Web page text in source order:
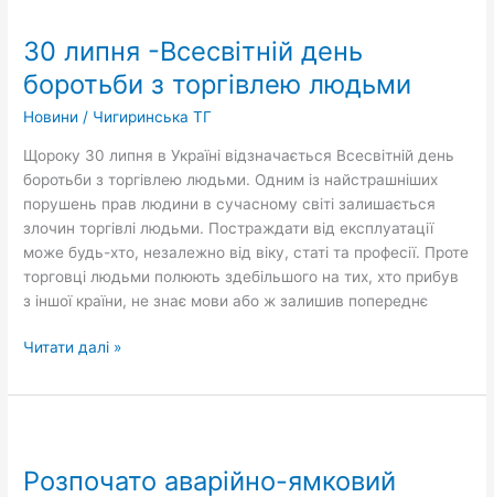
30 липня -Всесвітній день
боротьби з торгівлею людьми
Новини / Чигиринська ТГ
Щороку 30 липня в Україні відзначається Всесвітній день
боротьби з торгівлею людьми. Одним із найстрашніших
порушень прав людини в сучасному світі залишається
злочин торгівлі людьми. Постраждати від експлуатації
може будь-хто, незалежно від віку, статі та професії. Проте
торговці людьми полюють здебільшого на тих, хто прибув
з іншої країни, не знає мови або ж залишив попереднє
-Всесвітній
день
боротьби
з
людьми
Читати далі »
Розпочато аварійно-ямковий
ямковий